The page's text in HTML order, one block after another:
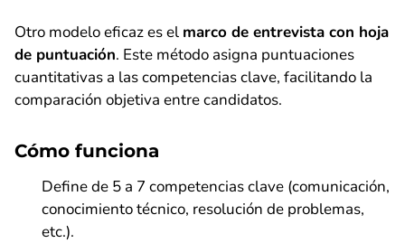
Otro modelo eficaz es el marco de entrevista con hoja
de puntuación. Este método asigna puntuaciones
cuantitativas a las competencias clave, facilitando la
comparación objetiva entre candidatos.
Cómo funciona
Define de 5 a 7 competencias clave (comunicación,
conocimiento técnico, resolución de problemas,
etc.).